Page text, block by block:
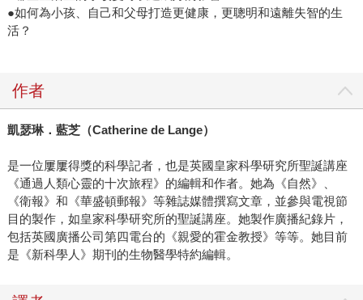
●如何為小孩、自己和父母打造更健康，更聰明和遠離失智的生
活？
作者
凱瑟琳．藍芝（Catherine de Lange）
是一位屢屢得獎的科學記者，也是英國皇家科學研究所聖誕講座
《通過人類心靈的十次旅程》的編輯和作者。她為《自然》、
《衛報》和《華盛頓郵報》等雜誌媒體撰寫文章，並參與電視節
目的製作，如皇家科學研究所的聖誕講座。她製作廣播紀錄片，
包括英國廣播公司第四電台的《親愛的霍金教授》等等。她目前
是《新科學人》期刊的生物醫學特約編輯。